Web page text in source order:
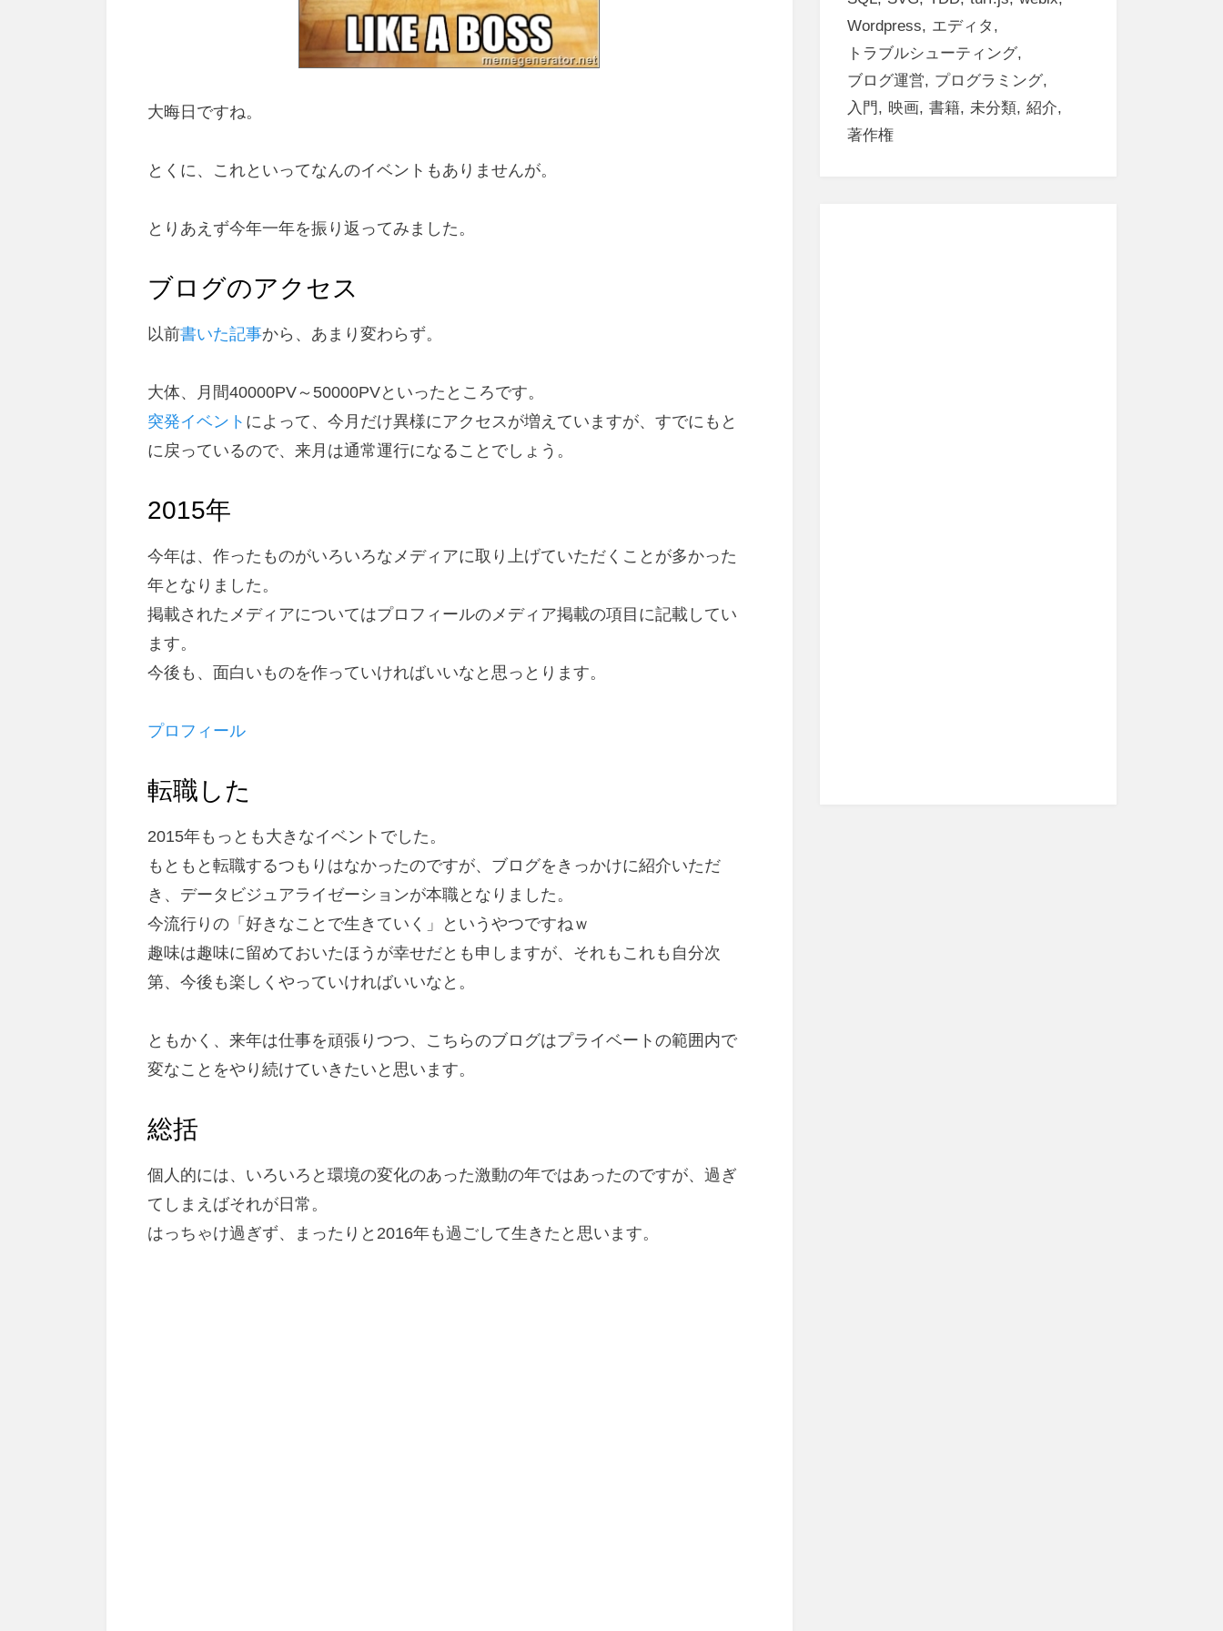
大晦日ですね。
とくに、これといってなんのイベントもありませんが。
とりあえず今年一年を振り返ってみました。
ブログのアクセス
以前書いた記事から、あまり変わらず。
大体、月間40000PV～50000PVといったところです。
突発イベント によって、今月だけ異様にアクセスが増えていますが、すでにもと
に戻っているので、来月は通常運行になることでしょう。
2015年
今年は、作ったものがいろいろなメディアに取り上げていただくことが多かった
年となりました。
掲載されたメディアについてはプロフィールのメディア掲載の項目に記載してい
ます。
今後も、面白いものを作っていければいいなと思っとります。
プロフィール
転職した
2015年もっとも大きなイベントでした。
もともと転職するつもりはなかったのですが、ブログをきっかけに紹介いただ
き、データビジュアライゼーションが本職となりました。
今流行りの「好きなことで生きていく」というやつですねｗ
趣味は趣味に留めておいたほうが幸せだとも申しますが、それもこれも自分次
第、今後も楽しくやっていければいいなと。
ともかく、来年は仕事を頑張りつつ、こちらのブログはプライベートの範囲内で
変なことをやり続けていきたいと思います。
総括
個人的には、いろいろと環境の変化のあった激動の年ではあったのですが、過ぎ
てしまえばそれが日常。
はっちゃけ過ぎず、まったりと2016年も過ごして生きたと思います。
Wordpress
エディタ
トラブルシューティング
ブログ運営
プログラミング
入門
映画 書籍 未分類 紹介
著作権